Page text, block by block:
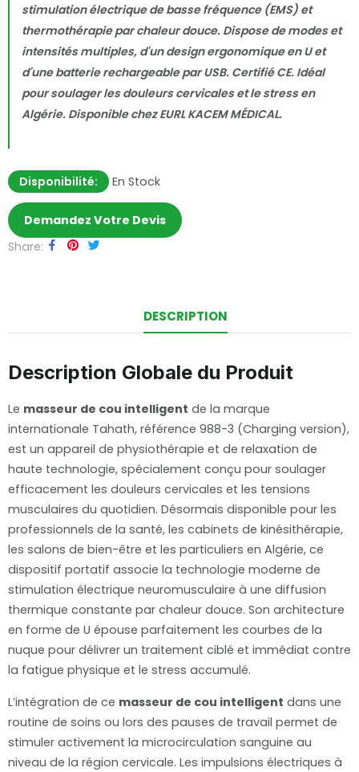
stimulation électrique de basse fréquence (EMS) et
thermothérapie par chaleur douce. Dispose de modes et
intensités multiples, d'un design ergonomique en U et
d'une batterie rechargeable par USB. Certifié CE. Idéal
pour soulager les douleurs cervicales et le stress en
Algérie. Disponible chez EURL KACEM MÉDICAL.
Disponibilité: En Stock
Demandez Votre Devis
Share
DESCRIPTION
Description Globale du Produit
Le masseur de cou intelligent de la marque
internationale Tahath, référence 988-3 (Charging version),
est un appareil de physiothérapie et de relaxation de
haute technologie, spécialement conçu pour soulager
efficacement les douleurs cervicales et les tensions
musculaires du quotidien. Désormais disponible pour les
professionnels de la santé, les cabinets de kinésithérapie,
les salons de bien-être et les particuliers en Algérie, ce
dispositif portatif associe la technologie moderne de
stimulation électrique neuromusculaire à une diffusion
thermique constante par chaleur douce. Son architecture
en forme de U épouse parfaitement les courbes de la
nuque pour délivrer un traitement ciblé et immédiat contre
la fatigue physique et le stress accumulé.
L’intégration de ce masseur de cou intelligent dans une
routine de soins ou lors des pauses de travail permet de
stimuler activement la microcirculation sanguine au
niveau de la région cervicale. Les impulsions électriques à